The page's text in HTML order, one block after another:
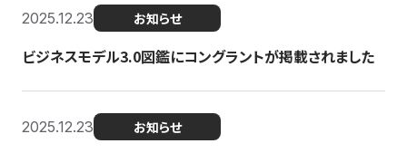
2025.12.23 お知らせ
ビジネスモデル3.0図鑑にコングラントが掲載されました
2025.12.23 お知らせ